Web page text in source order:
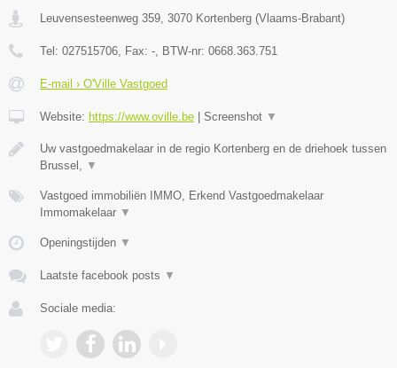
Leuvensesteenweg 359, 3070 Kortenberg (Vlaams-Brabant)
Tel: 027515706, Fax: -, BTW-nr: 0668.363.751
E-mail › O'Ville Vastgoed
Website: https://www.oville.be Screenshot ▼
Uw vastgoedmakelaar in de regio Kortenberg en de driehoek tussen
Brussel, ▼
Vastgoed immobiliën IMMO, Erkend Vastgoedmakelaar
Immomakelaar ▼
Openingstijden ▼
Laatste facebook posts ▼
Sociale media: